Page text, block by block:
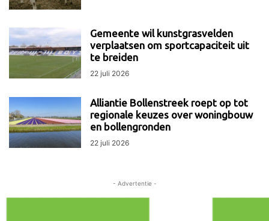
Gemeente wil kunstgrasvelden
verplaatsen om sportcapaciteit uit
te breiden
22 juli 2026
Alliantie Bollenstreek roept op tot
regionale keuzes over woningbouw
en bollengronden
22 juli 2026
- Advertentie -